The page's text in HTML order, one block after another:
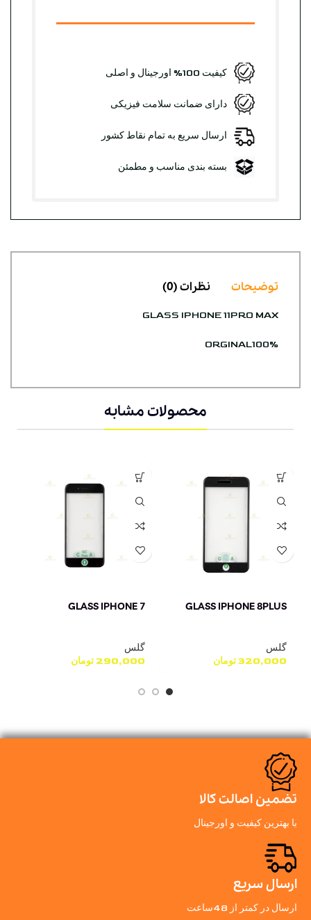
کیفیت 100% اورجینال و اصلی
دارای ضمانت سلامت فیزیکی
ارسال سریع به تمام نقاط کشور
بسته بندی مناسب و مطمئن
توضیحات نظرات (0)
GLASS IPHONE 11PRO MAX
ORGINAL100%
محصولات مشابه
GLASS IPHONE 8PLUS
گلس
320,000تومان
GLASS IPHONE 7
گلس
290,000 تومان
تضمین اصالت کالا
با بهترین کیفیت و اورجینال
ارسال سریع
ارسال در کمتر از 48ساعت